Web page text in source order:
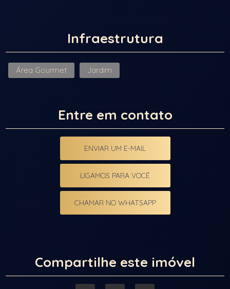
Infraestrutura
Área Gourmet Jardim
Entre em contato
ENVIAR UM E-MAIL
LIGAMOS PARA VOCÊ
CHAMAR NO WHATSAPP
Compartilhe este imóvel